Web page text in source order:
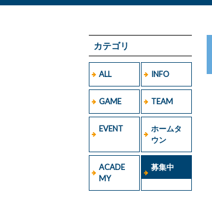
カテゴリ
ALL INFO
GAME TEAM
EVENT
ホームタ
ウン
ACADE
MY
募集中